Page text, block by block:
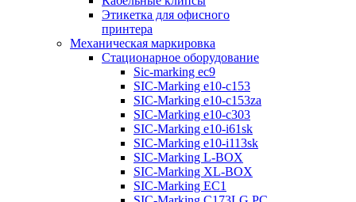
Этикетка для офисного
принтера
Механическая маркировка
Стационарное оборудование
Sic-marking ec9
SIC-Marking e10-c153
SIC-Marking e10-c153za
SIC-Marking e10-c303
SIC-Marking e10-i61sk
SIC-Marking e10-i113sk
SIC-Marking L-BOX
SIC-Marking XL-BOX
SIC-Marking EC1